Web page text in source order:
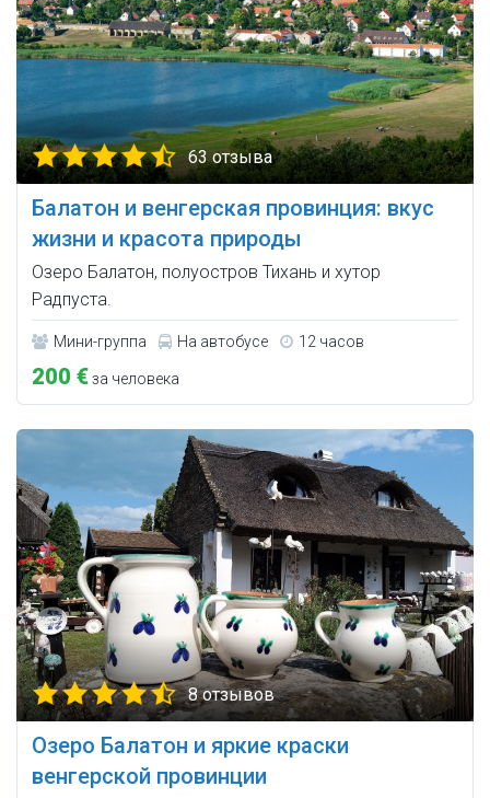
63 отзыва
Балатон и венгерская провинция: вкус
жизни и красота природы
Озеро Балатон, полуостров Тихань и хутор
Радпуста.
Мини-группа На автобусе 12 часов
200 €за человека
8 отзывов
Озеро Балатон и яркие краски
венгерской провинции